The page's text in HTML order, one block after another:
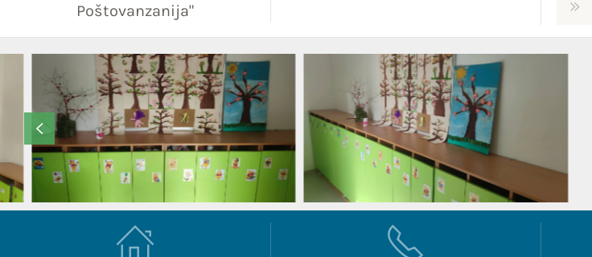
Poštovanzanija"